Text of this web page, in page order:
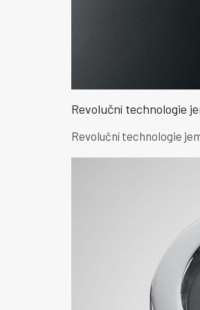
Revoluční technologie
Revoluční technologie